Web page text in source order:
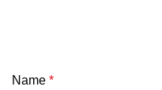
Name *